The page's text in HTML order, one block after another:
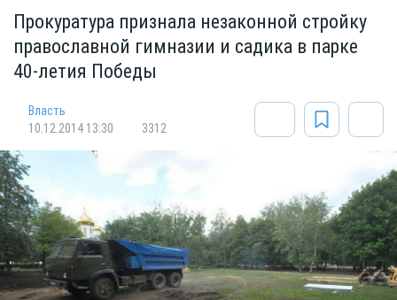
Прокуратура признала незаконной стройку
православной гимназии и садика в парке
40-летия Победы
Власть
10.12.2014 13:30
3312